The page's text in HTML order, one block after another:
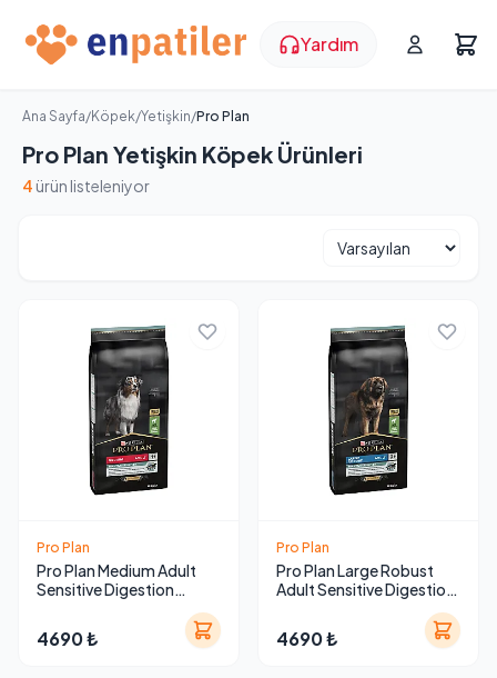
Yardım
Ana Sayfa/Köpek/Yetişkin/Pro Plan
Pro Plan Yetişkin Köpek Ürünleri
4 ürün listeleniyor
Pro Plan
Pro Plan Medium Adult
Sensitive Digestion
Kuzulu Orta Irk Yetişkin
4690 ₺
Pro Plan
Pro Plan Large Robust
Adult Sensitive Digestion
Kuzulu Büyük Irk Yetişkin
4690 ₺